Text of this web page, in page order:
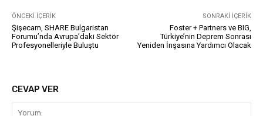
ÖNCEKI İÇERIK
Şişecam, SHARE Bulgaristan
Forumu’nda Avrupa’daki Sektör
Profesyonelleriyle Buluştu
SONRAKI İÇERIK
Foster + Partners ve BIG,
Türkiye’nin Deprem Sonrası
Yeniden İnşasına Yardımcı Olacak
CEVAP VER